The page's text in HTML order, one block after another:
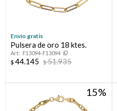
Envío gratis
Pulsera de oro 18 ktes.
F13094-F13094
$ 44.145 $51.935
15